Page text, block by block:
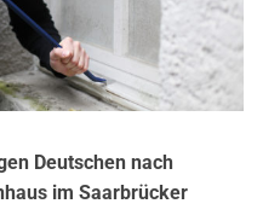
Deutschen nach
im Saarbrücker